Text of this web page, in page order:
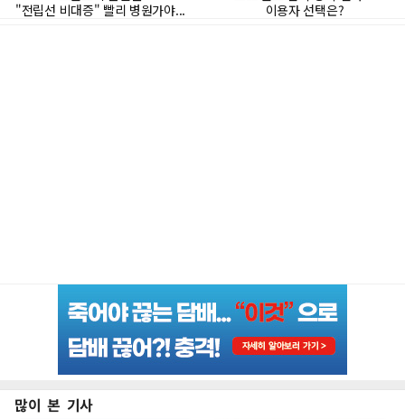
많이 본 기사